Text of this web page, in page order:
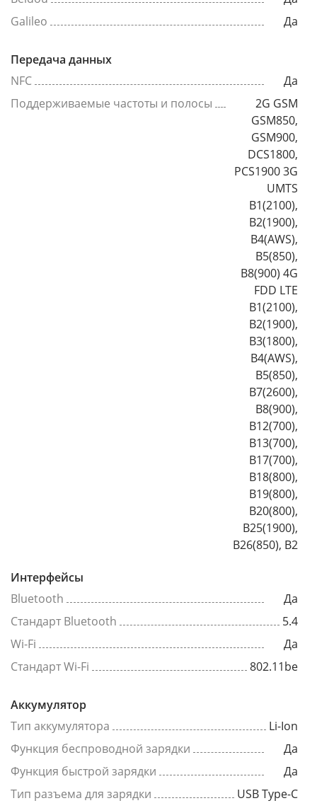
Galileo
Да
Передача данных
NFC
Да
Поддерживаемые частоты и полосы
2G GSM
GSM850,
GSM900,
DCS1800,
PCS1900 3G
UMTS
B1(2100),
B2(1900),
B4(AWS),
B5(850),
B8(900) 4G
FDD LTE
B1(2100),
B2(1900),
B3(1800),
B4(AWS),
B5(850),
B7(2600),
B8(900),
B12(700),
B13(700),
B17(700),
B18(800),
B19(800),
B20(800),
B25(1900),
B26(850), B2
Интерфейсы
Bluetooth
Да
Стандарт Bluetooth
5.4
Wi-Fi
Да
Стандарт Wi-Fi
802.11be
Аккумулятор
Тип аккумулятора
Li-Ion
Функция беспроводной зарядки
Да
Функция быстрой зарядки
Да
Тип разъема для зарядки
USB Type-C